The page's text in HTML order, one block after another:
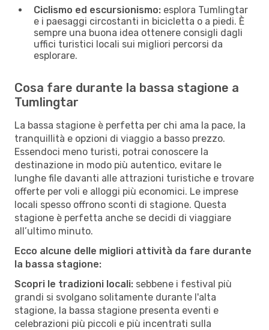
Ciclismo ed escursionismo: esplora Tumlingtar
e i paesaggi circostanti in bicicletta o a piedi. È
sempre una buona idea ottenere consigli dagli
uffici turistici locali sui migliori percorsi da
esplorare.
Cosa fare durante la bassa stagione a
Tumlingtar
La bassa stagione è perfetta per chi ama la pace, la
tranquillità e opzioni di viaggio a basso prezzo.
Essendoci meno turisti, potrai conoscere la
destinazione in modo più autentico, evitare le
lunghe file davanti alle attrazioni turistiche e trovare
offerte per voli e alloggi più economici. Le imprese
locali spesso offrono sconti di stagione. Questa
stagione è perfetta anche se decidi di viaggiare
all’ultimo minuto.
Ecco alcune delle migliori attività da fare durante
la bassa stagione:
Scopri le tradizioni locali: sebbene i festival più
grandi si svolgano solitamente durante l'alta
stagione, la bassa stagione presenta eventi e
celebrazioni più piccoli e più incentrati sulla